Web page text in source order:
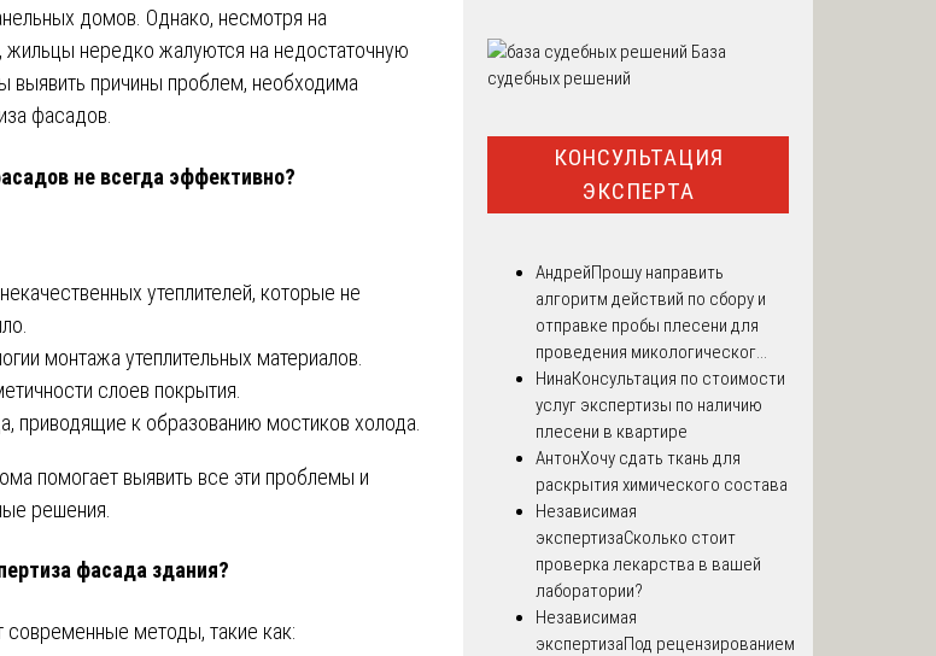
домов. Однако, несмотря на
нередко жалуются на недостаточную
выявить причины проблем, необходима
фасадов.
не всегда эффективно?
утеплителей, которые не
монтажа утеплительных материалов.
слоев покрытия.
приводящие к образованию мостиков холода.
помогает выявить все эти проблемы и
решения.
фасада здания?
современные методы, такие как:
База
судебных решений
КОНСУЛЬТАЦИЯ
ЭКСПЕРТА
АндрейПрошу направить
алгоритм действий по сбору и
отправке пробы плесени для
проведения микологическог...
НинаКонсультация по стоимости
услуг экспертизы по наличию
плесени в квартире
АнтонХочу сдать ткань для
раскрытия химического состава
Независимая
экспертизаСколько стоит
проверка лекарства в вашей
лаборатории?
Независимая
экспертизаПод рецензированием